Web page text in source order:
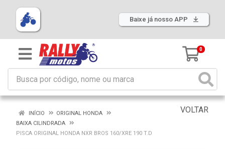
Baixe já nosso APP
0
VOLTAR
INÍCIO
ORIGINAL HONDA
BAIXA CILINDRADA
PISCA ORIGINAL HONDA NXR BROS 160/XRE 190 T.D